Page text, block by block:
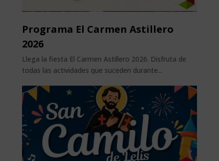
Programa El Carmen Astillero
2026
Llega la fiesta El Carmen Astillero 2026. Disfruta de
todas las actividades que suceden durante...